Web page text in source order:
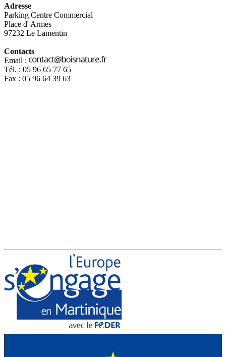
Adresse
Parking Centre Commercial
Place d' Armes
97232 Le Lamentin
Contacts
Email :
Tél. : 05 96 65 77 65
Fax : 05 96 64 39 63